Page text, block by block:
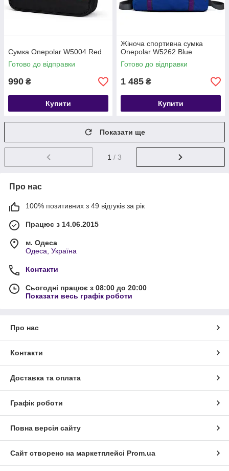
Сумка Onepolar W5004 Red
Готово до відправки
990 ₴
Купити
Жіноча спортивна сумка
Onepolar W5262 Blue
Готово до відправки
1 485 ₴
Купити
Показати ще
1 / 3
Про нас
100% позитивних з 49 відгуків за рік
Працює з 14.06.2015
м. Одеса
Одеса, Україна
Контакти
Сьогодні працює з 08:00 до 20:00
Показати весь графік роботи
Про нас
Контакти
Доставка та оплата
Графік роботи
Повна версія сайту
Сайт створено на маркетплейсі Prom.ua